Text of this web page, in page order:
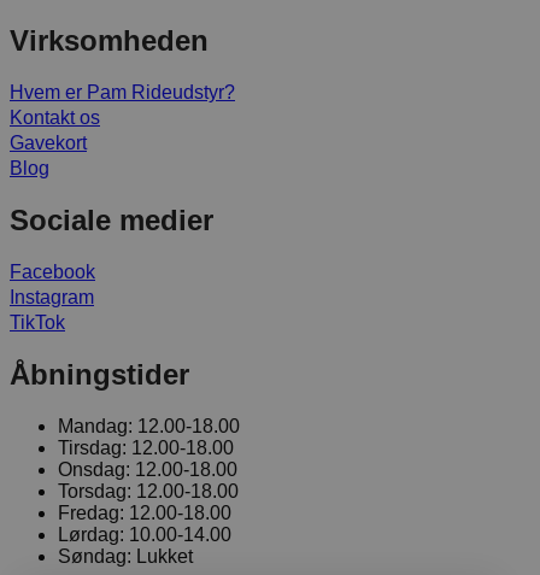
Virksomheden
Hvem er Pam Rideudstyr?
Kontakt os
Gavekort
Blog
Sociale medier
Facebook
Instagram
TikTok
Åbningstider
Mandag: 12.00-18.00
Tirsdag: 12.00-18.00
Onsdag: 12.00-18.00
Torsdag: 12.00-18.00
Fredag: 12.00-18.00
Lørdag: 10.00-14.00
Søndag: Lukket